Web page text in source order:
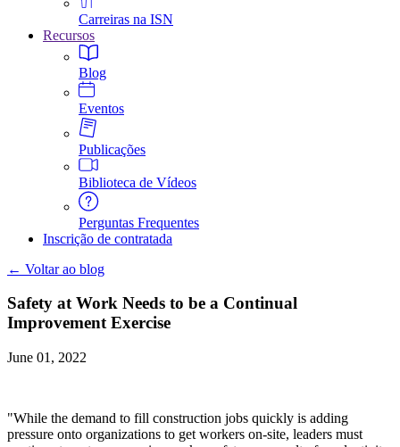
Carreiras na ISN
Recursos
Blog
Eventos
Publicações
Biblioteca de Vídeos
Perguntas Frequentes
Inscrição de contratada
← Voltar ao blog
Safety at Work Needs to be a Continual
Improvement Exercise
June 01, 2022
"While the demand to fill construction jobs quickly is adding
pressure onto organizations to get workers on-site, leaders must